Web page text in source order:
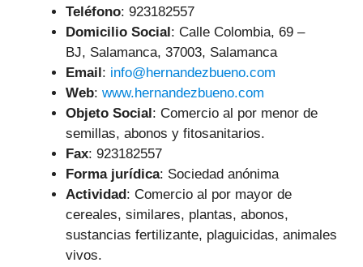
Teléfono: 923182557
Domicilio Social: Calle Colombia, 69 –
BJ, Salamanca, 37003, Salamanca
Email: info@hernandezbueno.com
Web: www.hernandezbueno.com
Objeto Social: Comercio al por menor de
semillas, abonos y fitosanitarios.
Fax: 923182557
Forma jurídica: Sociedad anónima
Actividad: Comercio al por mayor de
cereales, similares, plantas, abonos,
sustancias fertilizante, plaguicidas, animales
vivos.